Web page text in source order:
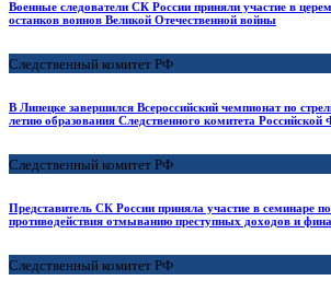
Военные следователи СК России приняли участие в
останков воинов Великой Отечественной войны
Следственный комитет РФ
В Липецке завершился Всероссийский чемпионат по
летию образования Следственного комитета Российской
Следственный комитет РФ
Представитель СК России приняла участие в семинаре
противодействия отмыванию преступных доходов и
Следственный комитет РФ